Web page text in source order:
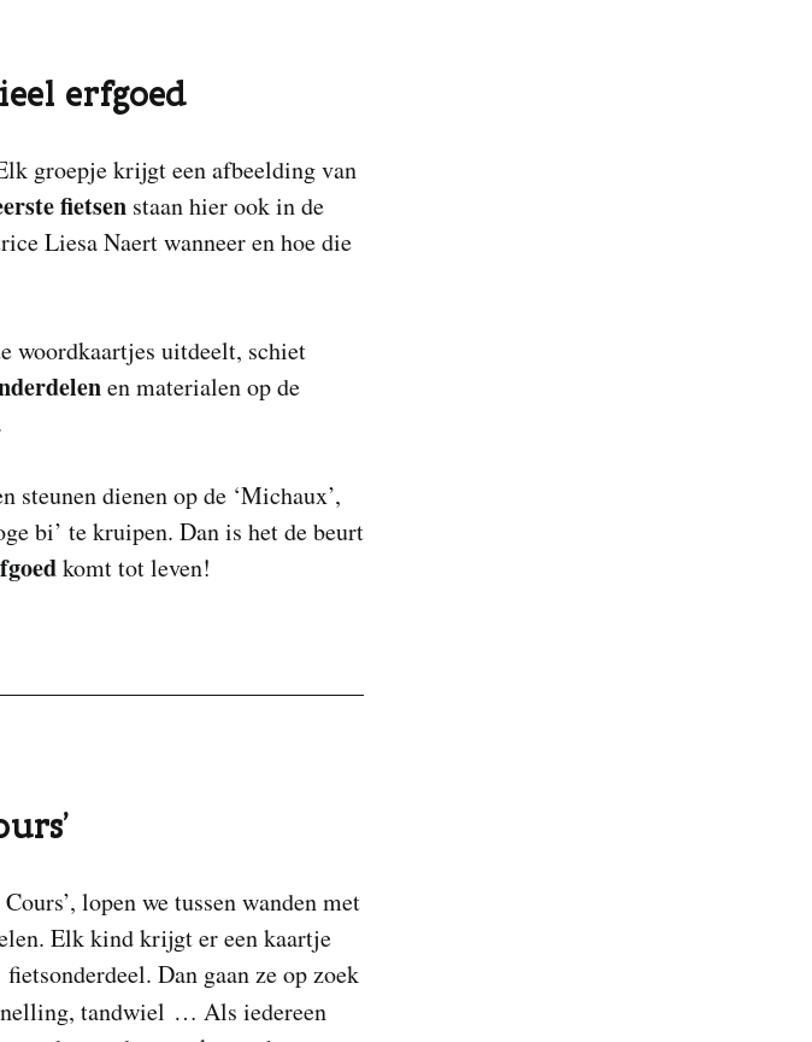
erfgoed
groepje krijgt een afbeelding van
fietsen staan hier ook in de
Liesa Naert wanneer en hoe die
woordkaartjes uitdeelt, schiet
en materialen op de
steunen dienen op de ‘Michaux’,
bi’ te kruipen. Dan is het de beurt
komt tot leven!
lopen we tussen wanden met
Elk kind krijgt er een kaartje
Dan gaan ze op zoek
tandwiel … Als iedereen